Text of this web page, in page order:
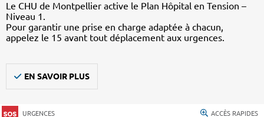
Le CHU de Montpellier active le Plan Hôpital en Tension –
Niveau 1.
Pour garantir une prise en charge adaptée à chacun,
appelez le 15 avant tout déplacement aux urgences.
EN SAVOIR PLUS
URGENCES ACCÈS RAPIDES